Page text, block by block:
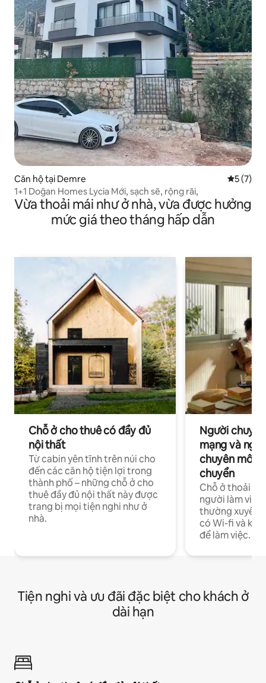
Căn hộ tại Demre Xếp5 (7)
1+1 Doğan Homes Lycia Mới, sạch sẽ, rộng rãi,
Vừa thoải mái như ở nhà, vừa được hưởng
mức giá theo tháng hấp dẫn
Chỗ ở cho thuê có đầy đủ
nội thất
Từ cabin yên tĩnh trên núi cho
đến các căn hộ tiện lợi trong
thành phố – những chỗ ở cho
thuê đầy đủ nội thất này được
trang bị mọi tiện nghi như ở
nhà.
Người
mạng và
chuyên môn
chuyển
Chỗ ở thoải
người làm việc
thường xuyên
có Wi-fi và
để làm việc.
Tiện nghi và ưu đãi đặc biệt cho khách ở
dài hạn